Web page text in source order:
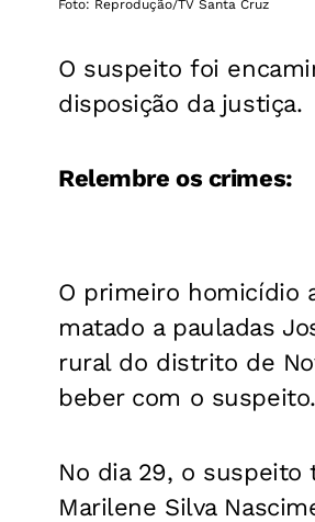
Foto: Reprodução/TV Santa Cruz
O suspeito foi
disposição da justiça.
Relembre os crimes:
O primeiro homicídio
matado a pauladas
rural do distrito de
beber com o
No dia 29, o suspeito
Marilene Silva